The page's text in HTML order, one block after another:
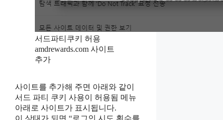
서드파티쿠키 허용
amdrewards.com 사이트
추가
사이트를 추가해 주면 아래와 같이
서드 파티 쿠키 사용이 허용됨 메뉴
아래로 사이트가 표시됩니다.